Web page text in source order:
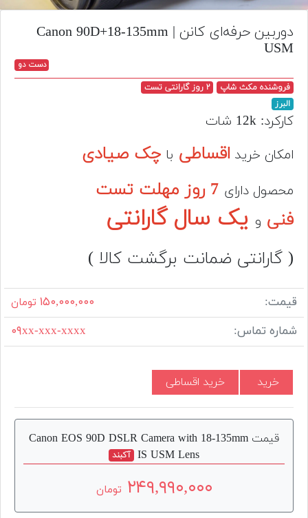
تجهیزات
مکث
پلاس
افزودن
محصول
دست
دوم
لیست
دوربین
بله
دوربین حرفه‌ای کانن | Canon 90D+18-135mm
USM
دست دو
فروشنده مکث شاپ
۲ روز گارانتی تست
البرز
کارکرد: 12k شات
امکان خرید اقساطی با چک صیادی
محصول دارای
7 روز مهلت تست
فنی و یک سال گارانتی
( گارانتی ضمانت برگشت کالا )
قیمت: ۱۵۰,۰۰۰,۰۰۰ تومان
شماره تماس: ۰۹xx-xxx-xxxx
خرید خرید اقساطی
قیمت Canon EOS 90D DSLR Camera with 18-135mm
IS USM Lens
آکبند
۲۴۹,۹۹۰,۰۰۰ تومان